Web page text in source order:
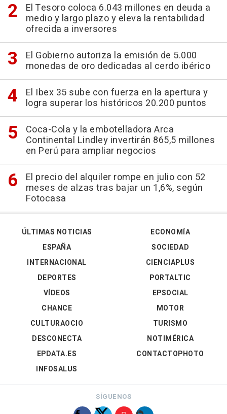
El Tesoro coloca 6.043 millones en deuda a
medio y largo plazo y eleva la rentabilidad
ofrecida a inversores
El Gobierno autoriza la emisión de 5.000
monedas de oro dedicadas al cerdo ibérico
El Ibex 35 sube con fuerza en la apertura y
logra superar los históricos 20.200 puntos
Coca-Cola y la embotelladora Arca
Continental Lindley invertirán 865,5 millones
en Perú para ampliar negocios
El precio del alquiler rompe en julio con 52
meses de alzas tras bajar un 1,6%, según
Fotocasa
ÚLTIMAS NOTICIAS
ESPAÑA
INTERNACIONAL
DEPORTES
VÍDEOS
ECONOMÍA
SOCIEDAD
CIENCIAPLUS
PORTALTIC
EPSOCIAL
CHANCE
CULTURAOCIO
DESCONECTA
EPDATA.ES
INFOSALUS
MOTOR
TURISMO
NOTIMÉRICA
CONTACTOPHOTO
SÍGUENOS